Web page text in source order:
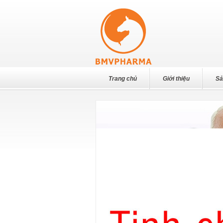
Trang chủ Giới thiệu